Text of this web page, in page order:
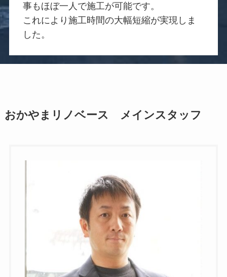
事もほぼ一人で施工が可能です。
これにより施工時間の大幅短縮が実現しま
した。
おかやまリノベース メインスタッフ